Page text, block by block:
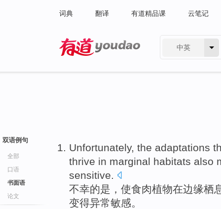
词典 翻译 有道精品课 云笔记
中英
双语例句
全部
口语
书面语
论文
Unfortunately, the adaptations
thrive in marginal habitats also
sensitive.
不幸的是， 使食肉植物在边缘栖
变得异常敏感。